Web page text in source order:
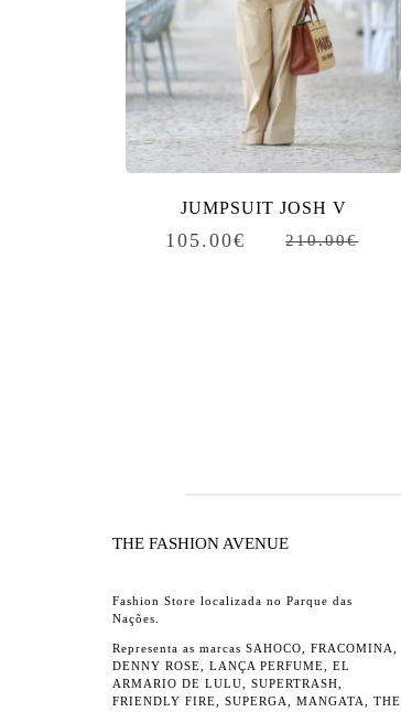
JUMPSUIT JOSH V
210.00€
105.00€
THE FASHION AVENUE
Fashion Store localizada no Parque das
Nações.
Representa as marcas SAHOCO, FRACOMINA,
DENNY ROSE, LANÇA PERFUME, EL
ARMARIO DE LULU, SUPERTRASH,
FRIENDLY FIRE, SUPERGA, MANGATA, THE